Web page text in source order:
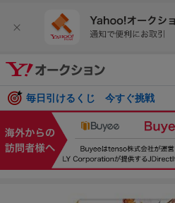
毎日引けるくじ 今すぐ挑戦